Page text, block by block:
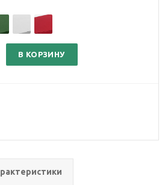
В КОРЗИНУ